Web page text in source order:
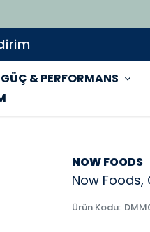
GÜÇ & PERFORMANS
NOW FOODS
Now Foods,
Ürün Kodu: